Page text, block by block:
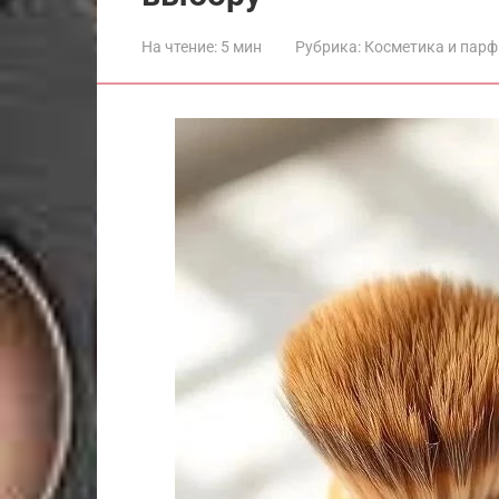
На чтение: 5 мин Рубрика: Косметика и